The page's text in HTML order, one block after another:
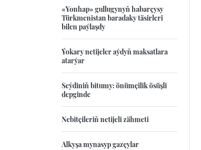
«Yonhap» gullugynyň habarçysy
Türkmenistan baradaky täsirleri
bilen paýlaşdy
Ýokary netijeler aýdyň maksatlara
atarýar
Seýdiniň bitumy: önümçilik ösüşli
depginde
Nebitçileriň netijeli zähmeti
Alkyşa mynasyp gazçylar